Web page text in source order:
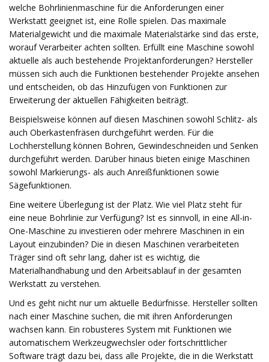
welche Bohrlinienmaschine für die Anforderungen einer
Werkstatt geeignet ist, eine Rolle spielen. Das maximale
Materialgewicht und die maximale Materialstärke sind das erste,
worauf Verarbeiter achten sollten. Erfüllt eine Maschine sowohl
aktuelle als auch bestehende Projektanforderungen? Hersteller
müssen sich auch die Funktionen bestehender Projekte ansehen
und entscheiden, ob das Hinzufügen von Funktionen zur
Erweiterung der aktuellen Fähigkeiten beiträgt.
Beispielsweise können auf diesen Maschinen sowohl Schlitz- als
auch Oberkastenfräsen durchgeführt werden. Für die
Lochherstellung können Bohren, Gewindeschneiden und Senken
durchgeführt werden. Darüber hinaus bieten einige Maschinen
sowohl Markierungs- als auch Anreißfunktionen sowie
Sägefunktionen.
Eine weitere Überlegung ist der Platz. Wie viel Platz steht für
eine neue Bohrlinie zur Verfügung? Ist es sinnvoll, in eine All-in-
One-Maschine zu investieren oder mehrere Maschinen in ein
Layout einzubinden? Die in diesen Maschinen verarbeiteten
Träger sind oft sehr lang, daher ist es wichtig, die
Materialhandhabung und den Arbeitsablauf in der gesamten
Werkstatt zu verstehen.
Und es geht nicht nur um aktuelle Bedürfnisse. Hersteller sollten
nach einer Maschine suchen, die mit ihren Anforderungen
wachsen kann. Ein robusteres System mit Funktionen wie
automatischem Werkzeugwechsler oder fortschrittlicher
Software trägt dazu bei, dass alle Projekte, die in die Werkstatt